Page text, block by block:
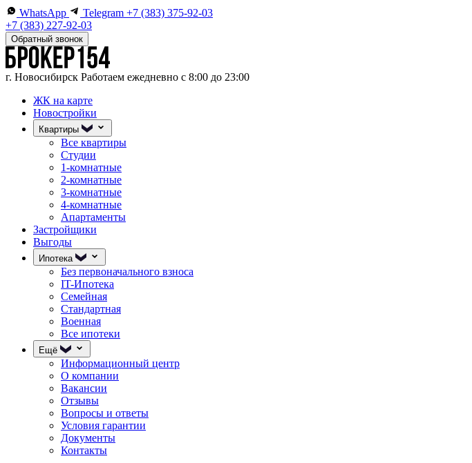
WhatsApp Telegram +7 (383) 375-92-03
+7 (383) 227-92-03
Обратный звонок
г. Новосибирск Работаем ежедневно с 8:00 до 23:00
ЖК на карте
Новостройки
Квартиры
Все квартиры
Студии
1-комнатные
2-комнатные
3-комнатные
4-комнатные
Апартаменты
Застройщики
Выгоды
Ипотека
Без первоначального взноса
IT-Ипотека
Семейная
Стандартная
Военная
Все ипотеки
Ещё
Информационный центр
О компании
Вакансии
Отзывы
Вопросы и ответы
Условия гарантии
Документы
Контакты